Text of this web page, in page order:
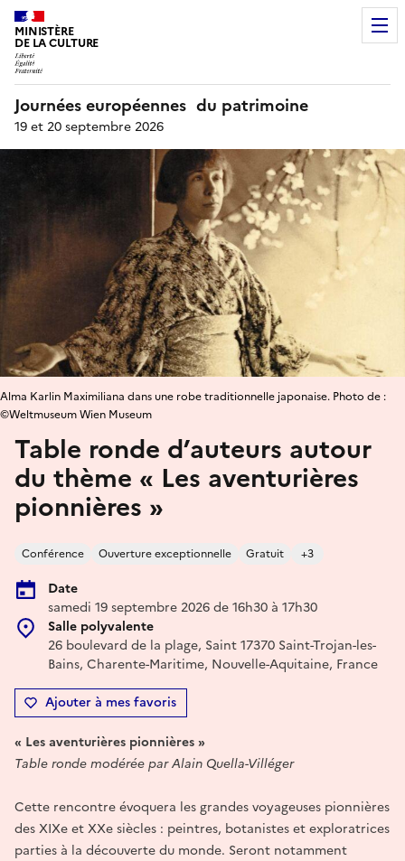
MINISTÈRE
DE LA CULTURE
Journées européennes du patrimoine
19 et 20 septembre 2026
Table ronde d’auteurs autour
du thème « Les aventurières
pionnières »
Conférence Ouverture exceptionnelle Gratuit +3
Date
samedi 19 septembre 2026 de 16h30 à 17h30
Salle polyvalente
26 boulevard de la plage, Saint 17370 Saint-Trojan-les-
Bains, Charente-Maritime, Nouvelle-Aquitaine, France
Ajouter à mes favoris
Alma Karlin Maximiliana dans une robe traditionnelle japonaise. Photo de :
©Weltmuseum Wien Museum
« Les aventurières pionnières »
Table ronde modérée par Alain Quella-Villéger
Cette rencontre évoquera les grandes voyageuses pionnières
des XIXe et XXe siècles : peintres, botanistes et exploratrices
parties à la découverte du monde. Seront notamment